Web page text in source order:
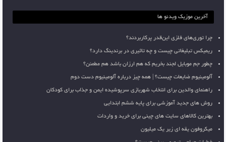
آخرین موزیک ویدئو ها
چرا توری‌های فلزی این‌قدر پرکاربردند؟
ریمیکس تبلیغاتی چیست و چه تاثیری در برندینگ دارد؟
چطور جم موبایل لجند بخریم که هم ارزان باشد هم مطمئن؟
آلومینیوم ضایعات چیست؟ | همه چیز درباره آلومینیوم دست دوم
راهنمای والدین برای انتخاب شهربازی سرپوشیده ایمن و جذاب برای کودکان
روش های جدید آموزشی برای پایه ششم ابتدایی
بهترین کالاهای سایت های چینی برای خرید و واردات
میکروفون یقه ای زیر یک میلیون